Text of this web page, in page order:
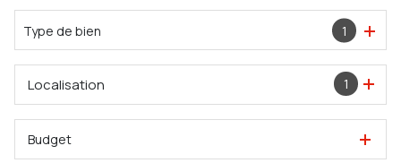
De l'immo pro
Type de bien 1
1
Localisation
Budget